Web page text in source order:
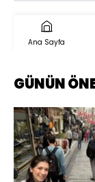
Ana Sayfa
GÜNÜN